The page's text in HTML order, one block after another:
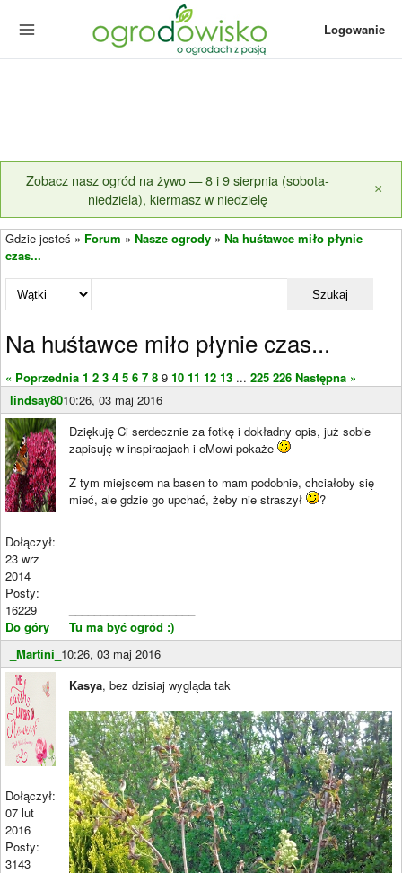
Logowanie
Zobacz nasz ogród na żywo — 8 i 9 sierpnia (sobota-
niedziela), kiermasz w niedzielę
×
Gdzie jesteś » Forum » Nasze ogrody » Na huśtawce miło płynie
czas...
Szukaj
Na huśtawce miło płynie czas...
« Poprzednia 1 2 3 4 5 6 7 8 9 10 11 12 13 ... 225 226 Następna »
lindsay8010:26, 03 maj 2016
Dołączył:
23 wrz
2014
Posty:
16229
Do góry
Dziękuję Ci serdecznie za fotkę i dokładny opis, już sobie
zapisuję w inspiracjach i eMowi pokaże
Z tym miejscem na basen to mam podobnie, chciałoby się
mieć, ale gdzie go upchać, żeby nie straszył
?
Tu ma być ogród :)
_Martini_ 10:26, 03 maj 2016
Dołączył:
07 lut
2016
Posty:
3143
Kasya, bez dzisiaj wygląda tak